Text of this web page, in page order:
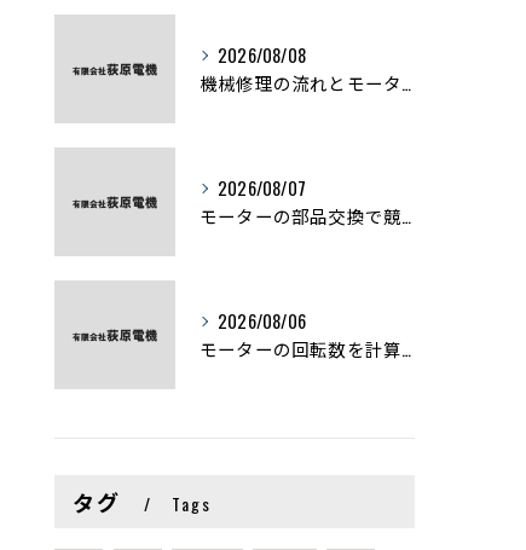
2026/08/08
機械修理の流れとモーター修理ポイントを基礎からわかりやすく解説
2026/08/07
モーターの部品交換で競艇予想力を高める基礎知識と実費負担のポイント
2026/08/06
モーターの回転数を計算から実践まで徹底解説
タグ Tags